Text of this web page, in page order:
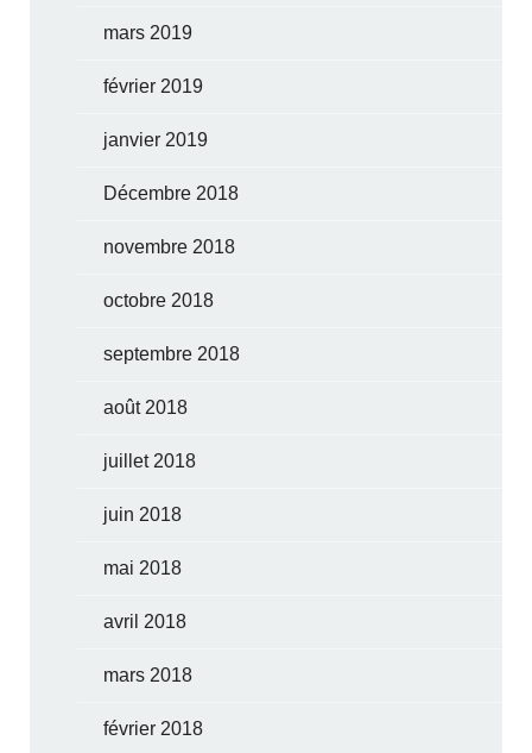
mars 2019
février 2019
janvier 2019
Décembre 2018
novembre 2018
octobre 2018
septembre 2018
août 2018
juillet 2018
juin 2018
mai 2018
avril 2018
mars 2018
février 2018